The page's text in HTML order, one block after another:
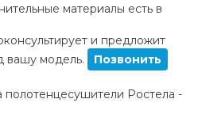
материалы есть в
и предложит
вашу модель.
Позвонить
полотенцесушители Ростела -